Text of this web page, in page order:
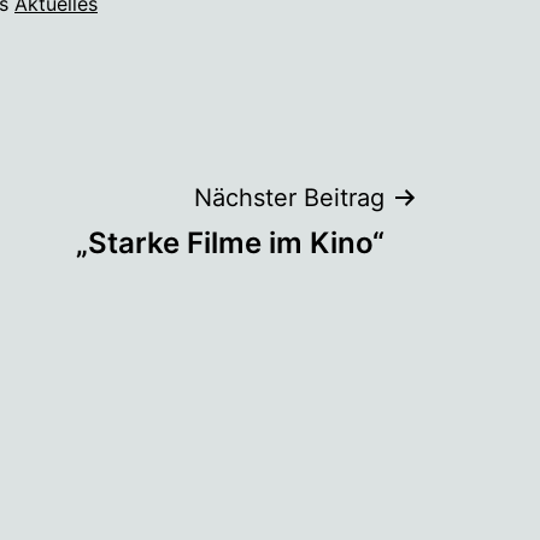
Nächster Beitrag
„Starke Filme im Kino“